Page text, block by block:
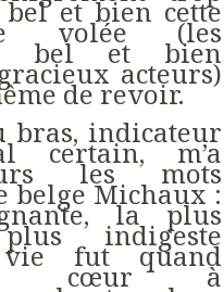
et bien cette
volée (les
bel et bien
acteurs)
de revoir.
bras, indicateur
certain, m’a
les mots
belge Michaux :
la plus
indigeste
fut quand
cœur à